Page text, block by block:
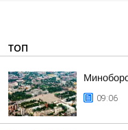
ТОП
09:06